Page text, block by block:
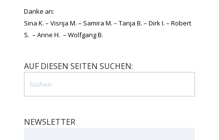
Danke an:
Sina K. – Visnja M. – Samira M. – Tanja B. – Dirk I. – Robert
S. – Anne H. – Wolfgang B.
AUF DIESEN SEITEN SUCHEN:
NEWSLETTER